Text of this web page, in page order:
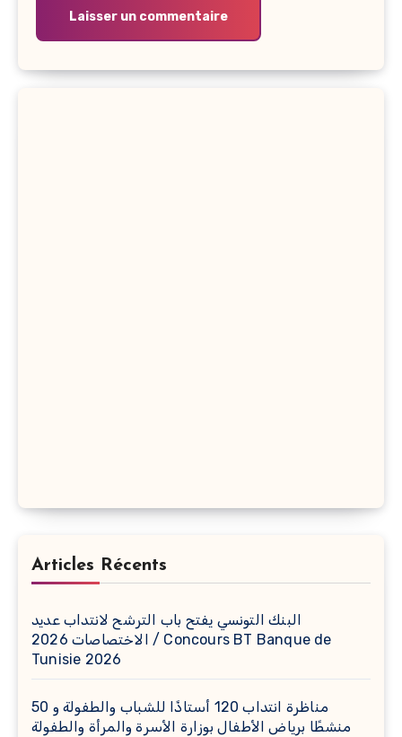
Articles Récents
البنك التونسي يفتح باب الترشح لانتداب عديد
الاختصاصات 2026 / Concours BT Banque de
Tunisie 2026
مناظرة انتداب 120 أستاذًا للشباب والطفولة و 50
منشطًا برياض الأطفال بوزارة الأسرة والمرأة والطفولة